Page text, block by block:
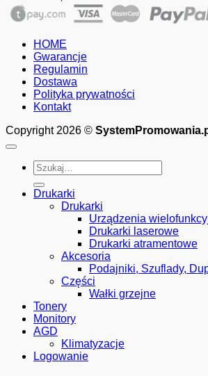
cen:
od
HOME
Gwarancje
Regulamin
Dostawa
Polityka prywatności
Kontakt
Copyright 2026 ©
Szukaj:
Drukarki
Drukarki
Urządzenia
Drukarki laserowe
Drukarki atramentowe
Akcesoria
Podajniki, Szuflady,
Części
Wałki grzejne
Tonery
Monitory
AGD
Klimatyzacje
Logowanie